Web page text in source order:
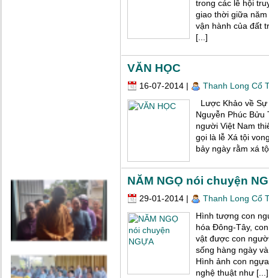
trong các lễ hội
giao thời giữa
vận hành của đất
[...]
VĂN HỌC
16-07-2014 |
Thanh Long Cổ
Lược Khảo về
Nguyễn Phúc
người Việt Nam
gọi là lễ Xá tội
bảy ngày rằm xá
NĂM NGỌ nói chuyện
29-01-2014 |
Thanh Long Cổ
Hình tượng con
hóa Đông-Tây,
vật được con
sống hàng ngày
Hình ảnh con
nghệ thuật như [...]